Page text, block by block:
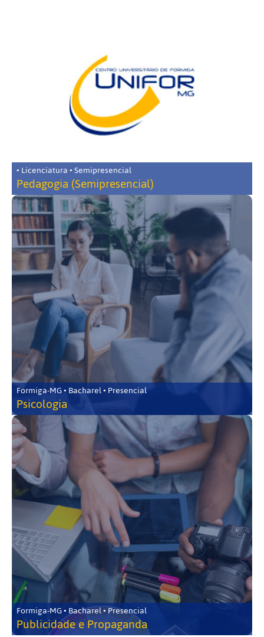
• Licenciatura • Semipresencial
Pedagogia (Semipresencial)
Formiga-MG • Bacharel • Presencial
Psicologia
Formiga-MG • Bacharel • Presencial
Publicidade e Propaganda